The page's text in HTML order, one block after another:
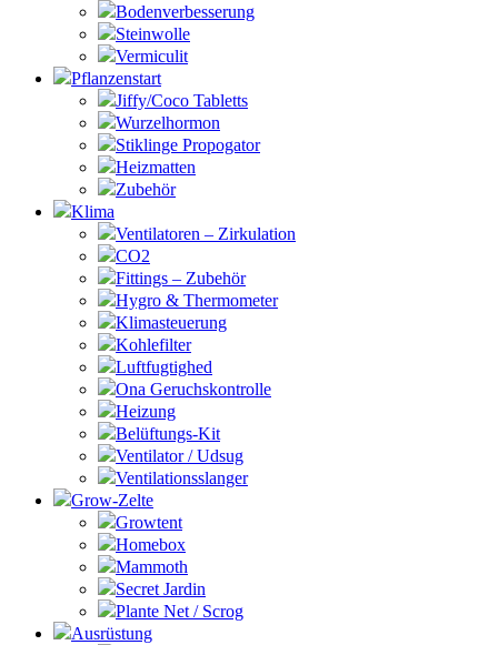
Bodenverbesserung
Steinwolle
Vermiculit
Pflanzenstart
Jiffy/Coco Tabletts
Wurzelhormon
Stiklinge Propogator
Heizmatten
Zubehör
Klima
Ventilatoren – Zirkulation
CO2
Fittings – Zubehör
Hygro & Thermometer
Klimasteuerung
Kohlefilter
Luftfugtighed
Ona Geruchskontrolle
Heizung
Belüftungs-Kit
Ventilator / Udsug
Ventilationsslanger
Grow-Zelte
Growtent
Homebox
Mammoth
Secret Jardin
Plante Net / Scrog
Ausrüstung